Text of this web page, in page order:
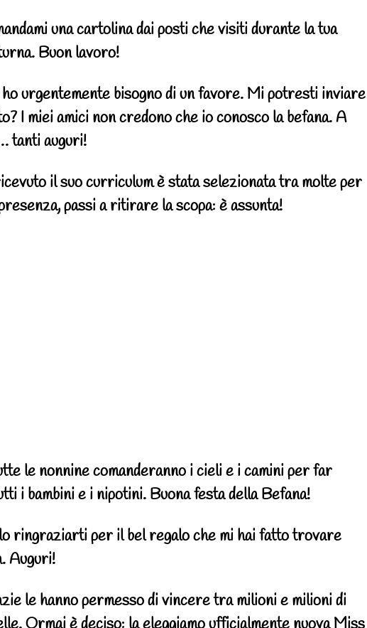
una cartolina dai posti che visiti durante la tua
Buon lavoro!
ho urgentemente bisogno di un favore. Mi potresti inviare
I miei amici non credono che io conosco la befana. A
tanti auguri!
il suo curriculum è stata selezionata tra molte per
passi a ritirare la scopa: è assunta!
le nonnine comanderanno i cieli e i camini per far
i bambini e i nipotini. Buona festa della Befana!
ringraziarti per il bel regalo che mi hai fatto trovare
Auguri!
le hanno permesso di vincere tra milioni e milioni di